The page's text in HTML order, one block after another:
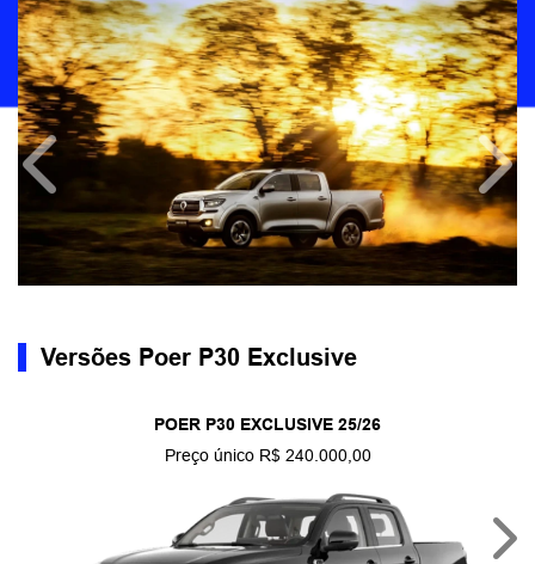
Anterior
Versões Poer P30 Exclusive
POER P30 EXCLUSIVE 25/26
Preço único R$ 240.000,00